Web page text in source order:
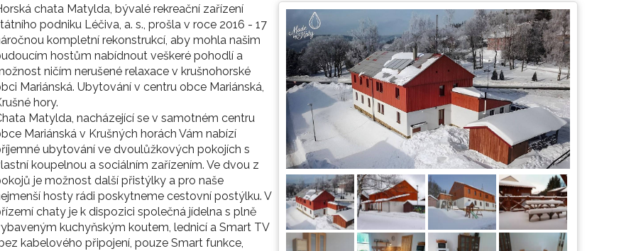
chata Matylda, bývalé rekreační zařízení
podniku Léčiva, a. s., prošla v roce 2016 - 17
kompletní rekonstrukcí, aby mohla našim
hostům nabídnout veškeré pohodlí a
ničím nerušené relaxace v krušnohorské
Mariánská. Ubytování v centru obce Mariánská,
hory.
Matylda, nacházející se v samotném centru
Mariánská v Krušných horách Vám nabízí
ubytování ve dvoulůžkových pokojích s
koupelnou a sociálním zařízením. Ve dvou z
je možnost další přistýlky a pro naše
hosty rádi poskytneme cestovní postýlku. V
chaty je k dispozici společná jídelna s plně
kuchyňským koutem, lednicí a Smart TV
kabelového připojení, pouze Smart funkce,